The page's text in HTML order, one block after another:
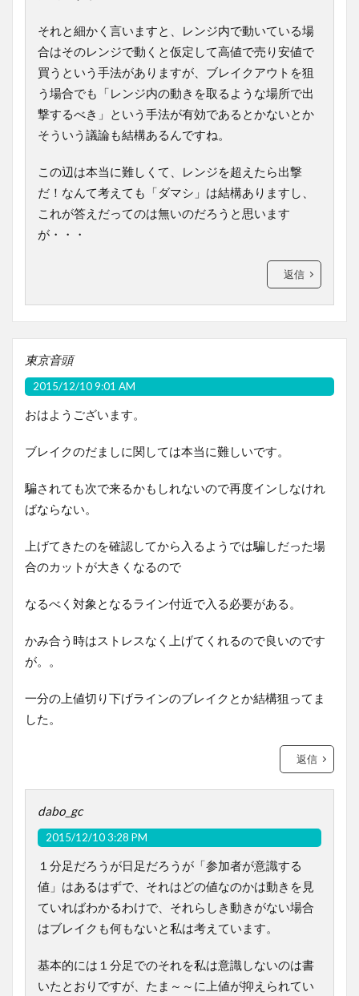
それと細かく言いますと、レンジ内で動いている場
合はそのレンジで動くと仮定して高値で売り安値で
買うという手法がありますが、ブレイクアウトを狙
う場合でも「レンジ内の動きを取るような場所で出
撃するべき」という手法が有効であるとかないとか
そういう議論も結構あるんですね。
この辺は本当に難しくて、レンジを超えたら出撃
だ！なんて考えても「ダマシ」は結構ありますし、
これが答えだってのは無いのだろうと思います
が・・・
返信
東京音頭
2015/12/10 9:01 AM
おはようございます。
ブレイクのだましに関しては本当に難しいです。
騙されても次で来るかもしれないので再度インしなけれ
ばならない。
上げてきたのを確認してから入るようでは騙しだった場
合のカットが大きくなるので
なるべく対象となるライン付近で入る必要がある。
かみ合う時はストレスなく上げてくれるので良いのです
が。。
一分の上値切り下げラインのブレイクとか結構狙ってま
した。
返信
dabo_gc
2015/12/10 3:28 PM
１分足だろうが日足だろうが「参加者が意識する
値」はあるはずで、それはどの値なのかは動きを見
ていればわかるわけで、それらしき動きがない場合
はブレイクも何もないと私は考えています。
基本的には１分足でのそれを私は意識しないのは書
いたとおりですが、たま～～に上値が抑えられてい